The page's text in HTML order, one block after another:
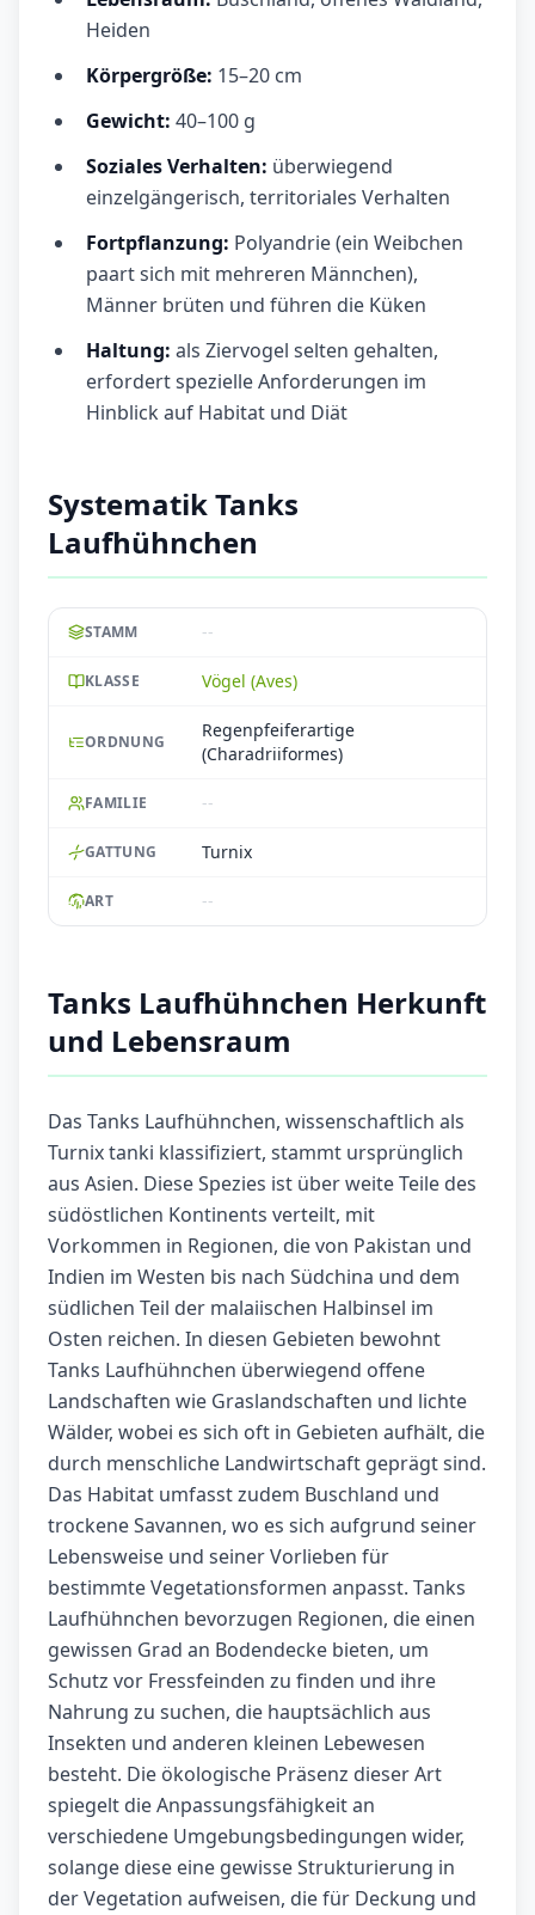
Heiden
Körpergröße: 15–20 cm
Gewicht: 40–100 g
Soziales Verhalten: überwiegend
einzelgängerisch, territoriales Verhalten
Fortpflanzung: Polyandrie (ein Weibchen
paart sich mit mehreren Männchen),
Männer brüten und führen die Küken
Haltung: als Ziervogel selten gehalten,
erfordert spezielle Anforderungen im
Hinblick auf Habitat und Diät
Systematik Tanks
Laufhühnchen
STAMM --
KLASSE Vögel (Aves)
ORDNUNG
Regenpfeiferartige
(Charadriiformes)
FAMILIE --
GATTUNG Turnix
ART --
Tanks Laufhühnchen Herkunft
und Lebensraum
Das Tanks Laufhühnchen, wissenschaftlich als
Turnix tanki klassifiziert, stammt ursprünglich
aus Asien. Diese Spezies ist über weite Teile des
südöstlichen Kontinents verteilt, mit
Vorkommen in Regionen, die von Pakistan und
Indien im Westen bis nach Südchina und dem
südlichen Teil der malaiischen Halbinsel im
Osten reichen. In diesen Gebieten bewohnt
Tanks Laufhühnchen überwiegend offene
Landschaften wie Graslandschaften und lichte
Wälder, wobei es sich oft in Gebieten aufhält, die
durch menschliche Landwirtschaft geprägt sind.
Das Habitat umfasst zudem Buschland und
trockene Savannen, wo es sich aufgrund seiner
Lebensweise und seiner Vorlieben für
bestimmte Vegetationsformen anpasst. Tanks
Laufhühnchen bevorzugen Regionen, die einen
gewissen Grad an Bodendecke bieten, um
Schutz vor Fressfeinden zu finden und ihre
Nahrung zu suchen, die hauptsächlich aus
Insekten und anderen kleinen Lebewesen
besteht. Die ökologische Präsenz dieser Art
spiegelt die Anpassungsfähigkeit an
verschiedene Umgebungsbedingungen wider,
solange diese eine gewisse Strukturierung in
der Vegetation aufweisen, die für Deckung und